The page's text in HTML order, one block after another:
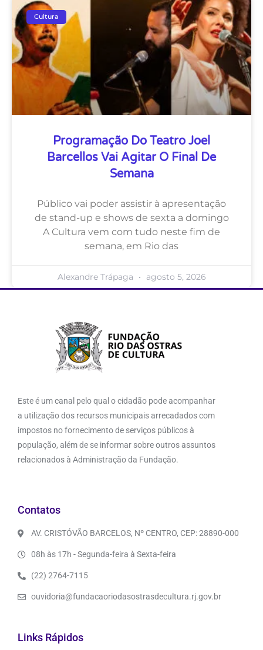
Cultura
Programação Do Teatro Joel
Barcellos Vai Agitar O Final De
Semana
Público vai poder assistir à apresentação
de stand-up e shows de sexta a domingo
A Cultura vem com tudo neste fim de
semana, em Rio das
Alexandre Trápaga agosto 5, 2026
Este é um canal pelo qual o cidadão pode acompanhar
a utilização dos recursos municipais arrecadados com
impostos no fornecimento de serviços públicos à
população, além de se informar sobre outros assuntos
relacionados à Administração da Fundação.
Contatos
AV. CRISTÓVÃO BARCELOS, Nº CENTRO, CEP: 28890-000
08h às 17h - Segunda-feira à Sexta-feira
(22) 2764-7115
ouvidoria@fundacaoriodasostrasdecultura.rj.gov.br
Links Rápidos